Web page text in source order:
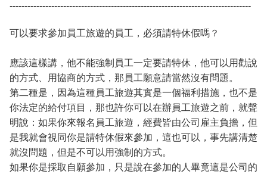
---------------------------------------------------------------------------------
可以要求參加員工旅遊的員工，必須請特休假嗎？
應該這樣講，他不能強制員工一定要請特休，他可以用勸說
的方式、用協商的方式，那員工願意請當然沒有問題。
第二種是，因為這種員工旅遊其實是一個福利措施，也不是
你法定的給付項目，那也許你可以在辦員工旅遊之前，就聲
明說：如果你來報名員工旅遊，經費皆由公司雇主負擔，但
是我就會視同你是請特休假來參加，這也可以，事先講清楚
就沒問題，但是不可以用強制的方式。
如果你是採取自願參加，只是說在參加的人畢竟這是公司的